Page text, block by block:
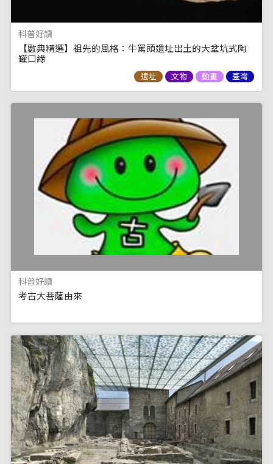
科普好讀
【數典精選】祖先的風格：牛罵頭遺址出土的大坌坑式陶
罐口緣
遺址 文物 動畫 臺灣
科普好讀
考古大菩薩由來